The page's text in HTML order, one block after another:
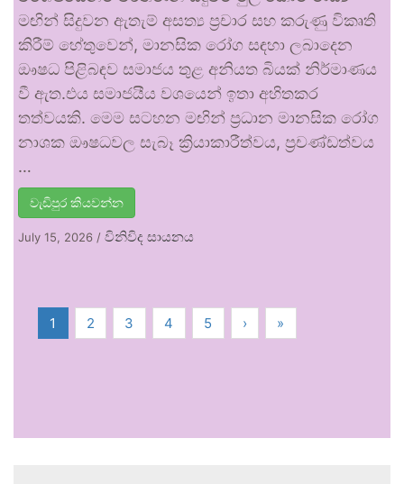
මඟින් සිදුවන ඇතැම් අසත්‍ය ප්‍රචාර සහ කරුණු විකෘති
කිරීම් හේතුවෙන්, මානසික රෝග සඳහා ලබාදෙන
ඖෂධ පිළිබඳව සමාජය තුළ අනියත බියක් නිර්මාණය
වී ඇත.එය සමාජයීය වශයෙන් ඉතා අහිතකර
තත්වයකි. මෙම සටහන මඟින් ප්‍රධාන මානසික රෝග
නාශක ඖෂධවල සැබෑ ක්‍රියාකාරීත්වය, ප්‍රචණ්ඩත්වය
…
වැඩිපුර කියවන්න
July 15, 2026 / විනිවිද සායනය
1 2 3 4 5 › »